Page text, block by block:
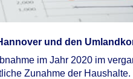
und den
im Jahr 2020 im
Zunahme der